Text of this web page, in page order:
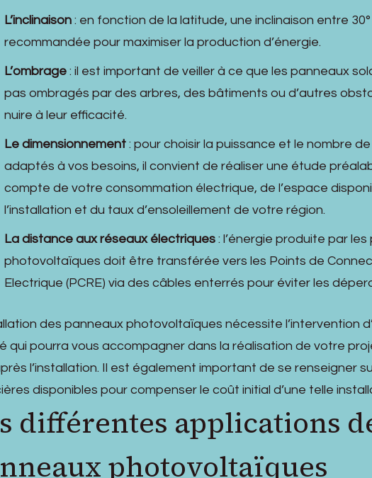
L’inclinaison : en fonction de la latitude, une inclinaison entre
recommandée pour maximiser la production d’énergie.
L’ombrage : il est important de veiller à ce que les panneaux
pas ombragés par des arbres, des bâtiments ou d’autres
nuire à leur efficacité.
Le dimensionnement : pour choisir la puissance et le nombre
adaptés à vos besoins, il convient de réaliser une étude
compte de votre consommation électrique, de l’espace
l’installation et du taux d’ensoleillement de votre région.
La distance aux réseaux électriques : l’énergie produite par
photovoltaïques doit être transférée vers les Points de
Electrique (PCRE) via des câbles enterrés pour éviter les
des panneaux photovoltaïques nécessite l’intervention
qui pourra vous accompagner dans la réalisation de votre
l’installation. Il est également important de se renseigner
disponibles pour compenser le coût initial d’une telle
différentes applications
photovoltaïques